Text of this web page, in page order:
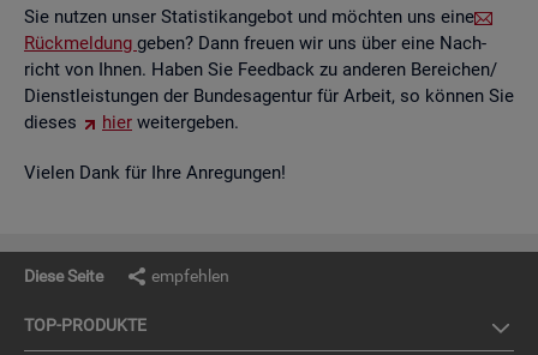
Sie nut­zen unser Sta­tis­tik­an­ge­bot und möch­ten uns eine
Rück­mel­dung geben? Dann freu­en wir uns über eine Nach­
richt von Ihnen. Haben Sie Feed­back zu an­de­ren Be­rei­chen/
Dienst­leis­tun­gen der Bun­des­agen­tur für Ar­beit, so kön­nen Sie
die­ses
hier wei­ter­ge­ben.
Vie­len Dank für Ihre An­re­gun­gen!
Diese Seite empfehlen
TOP-PRO­DUK­TE